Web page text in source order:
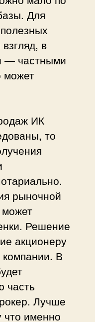
Для
в
— частными
может
ИК
то
рыночной
Решение
акционеру
компании. В
часть
Лучше
что именно